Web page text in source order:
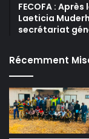
FECOFA :
Laeticia
secrétariat
Récemment